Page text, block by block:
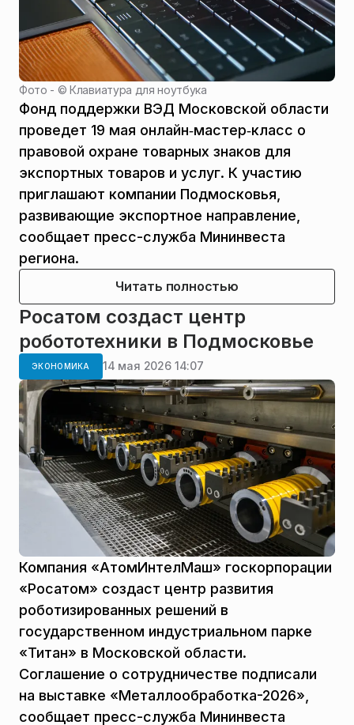
Фото - ©Клавиатура для ноутбука
Фонд поддержки ВЭД Московской области
проведет 19 мая онлайн‑мастер‑класс о
правовой охране товарных знаков для
экспортных товаров и услуг. К участию
приглашают компании Подмосковья,
развивающие экспортное направление,
сообщает пресс-служба Мининвеста
региона.
Читать полностью
Росатом создаст центр
робототехники в Подмосковье
ЭКОНОМИКА 14 мая 2026 14:07
Компания «АтомИнтелМаш» госкорпорации
«Росатом» создаст центр развития
роботизированных решений в
государственном индустриальном парке
«Титан» в Московской области.
Соглашение о сотрудничестве подписали
на выставке «Металлообработка-2026»,
сообщает пресс-служба Мининвеста